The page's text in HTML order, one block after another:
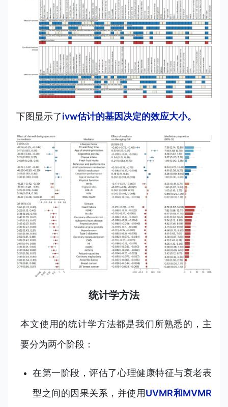
下图显示了ivw估计的基因决定的效应大小。
统计学方法
本文使用的统计学方法都是我们所熟悉的，主
要分为两个阶段：
在第一阶段，评估了心理健康特征与衰老表
型之间的因果关系，并使用UVMR和MVMR